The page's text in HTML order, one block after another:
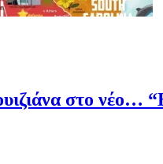
στο νέο…